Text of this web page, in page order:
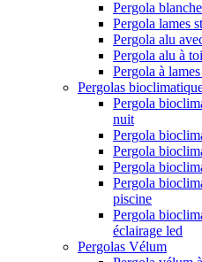
Pergola
Pergola lames
Pergola alu
Pergola alu à
Pergola à
Pergolas
Pergola
nuit
Pergola
Pergola
Pergola
Pergola
piscine
Pergola
éclairage led
Pergolas Vélum